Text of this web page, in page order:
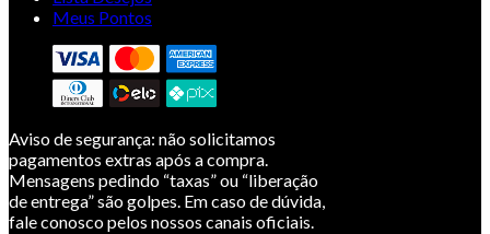
Meus Pontos
Aviso de segurança: não solicitamos
pagamentos extras após a compra.
Mensagens pedindo “taxas” ou “liberação
de entrega” são golpes. Em caso de dúvida,
fale conosco pelos nossos canais oficiais.